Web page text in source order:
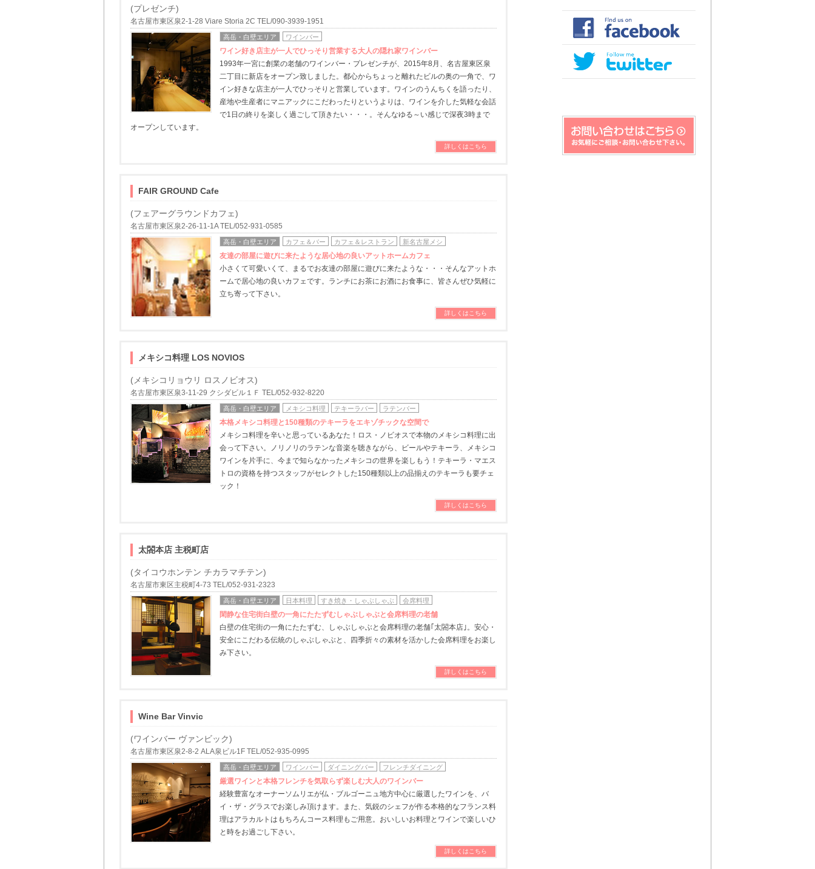
(プレゼンチ)
名古屋市東区泉2-1-28 Viare Storia 2C TEL/090-3939-1951
高岳・白壁エリア ワインバー
ワイン好き店主が一人でひっそり営業する大人の隠れ家ワインバー
1993年一宮に創業の老舗のワインバー・プレゼンチが、2015年8月、名古屋東区泉
二丁目に新店をオープン致しました。都心からちょっと離れたビルの奥の一角で、ワ
イン好きな店主が一人でひっそりと営業しています。ワインのうんちくを語ったり、
産地や生産者にマニアックにこだわったりというよりは、ワインを介した気軽な会話
で1日の終りを楽しく過ごして頂きたい・・・。そんなゆる～い感じで深夜3時まで
オープンしています。
詳しくはこちら
FAIR GROUND Cafe
(フェアーグラウンドカフェ)
名古屋市東区泉2-26-11-1A TEL/052-931-0585
高岳・白壁エリア カフェ＆バー カフェ＆レストラン 新名古屋メシ
友達の部屋に遊びに来たような居心地の良いアットホームカフェ
小さくて可愛いくて、まるでお友達の部屋に遊びに来たような・・・そんなアットホ
ームで居心地の良いカフェです。ランチにお茶にお酒にお食事に、皆さんぜひ気軽に
立ち寄って下さい。
詳しくはこちら
メキシコ料理 LOS NOVIOS
(メキシコリョウリ ロスノビオス)
名古屋市東区泉3-11-29 クシダビル１Ｆ TEL/052-932-8220
高岳・白壁エリア メキシコ料理 テキーラバー ラテンバー
本格メキシコ料理と150種類のテキーラをエキゾチックな空間で
メキシコ料理を辛いと思っているあなた！ロス・ノビオスで本物のメキシコ料理に出
会って下さい。ノリノリのラテンな音楽を聴きながら、ビールやテキーラ、メキシコ
ワインを片手に、今まで知らなかったメキシコの世界を楽しもう！テキーラ・マエス
トロの資格を持つスタッフがセレクトした150種類以上の品揃えのテキーラも要チェ
ック！
詳しくはこちら
太閤本店 主税町店
(タイコウホンテン チカラマチテン)
名古屋市東区主税町4-73 TEL/052-931-2323
高岳・白壁エリア 日本料理 すき焼き・しゃぶしゃぶ 会席料理
閑静な住宅街白壁の一角にたたずむしゃぶしゃぶと会席料理の老舗
白壁の住宅街の一角にたたずむ、しゃぶしゃぶと会席料理の老舗｢太閤本店｣。安心・
安全にこだわる伝統のしゃぶしゃぶと、四季折々の素材を活かした会席料理をお楽し
み下さい。
詳しくはこちら
Wine Bar Vinvic
(ワインバー ヴァンビック)
名古屋市東区泉2-8-2 ALA泉ビル1F TEL/052-935-0995
高岳・白壁エリア ワインバー ダイニングバー フレンチダイニング
厳選ワインと本格フレンチを気取らず楽しむ大人のワインバー
経験豊富なオーナーソムリエが仏・ブルゴーニュ地方中心に厳選したワインを、バ
イ・ザ・グラスでお楽しみ頂けます。また、気鋭のシェフが作る本格的なフランス料
理はアラカルトはもちろんコース料理もご用意。おいしいお料理とワインで楽しいひ
と時をお過ごし下さい。
詳しくはこちら